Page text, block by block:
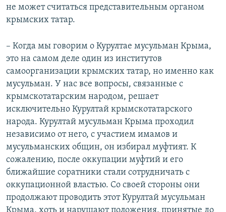
не может считаться представительным органом
крымских татар.
– Когда мы говорим о Курултае мусульман Крыма,
это на самом деле один из институтов
самоорганизации крымских татар, но именно как
мусульман. У нас все вопросы, связанные с
крымскотатарским народом, решает
исключительно Курултай крымскотатарского
народа. Курултай мусульман Крыма проходил
независимо от него, с участием имамов и
мусульманских общин, он избирал муфтият. К
сожалению, после оккупации муфтий и его
ближайшие соратники стали сотрудничать с
оккупационной властью. Со своей стороны они
продолжают проводить этот Курултай мусульман